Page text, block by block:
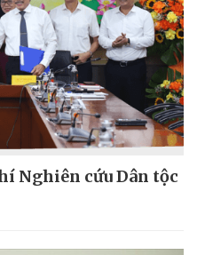
Nghiên cứu Dân tộc